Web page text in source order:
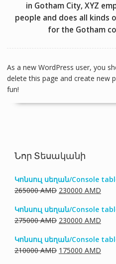
in Gotham City, XYZ
people and does all kinds
for the Gotham
As a new WordPress user, you
delete this page and create new
fun!
Նոր Տեսականի
Կոնսուլ սեղան/Console
265000AMD Original
was:
265000 AMD.
230000 AMD
is:
Կոնսուլ սեղան/Console
275000AMD Original
was:
275000 AMD.
230000 AMD
is:
Կոնսուլ սեղան/Console
210000AMD Original
175000 AMD